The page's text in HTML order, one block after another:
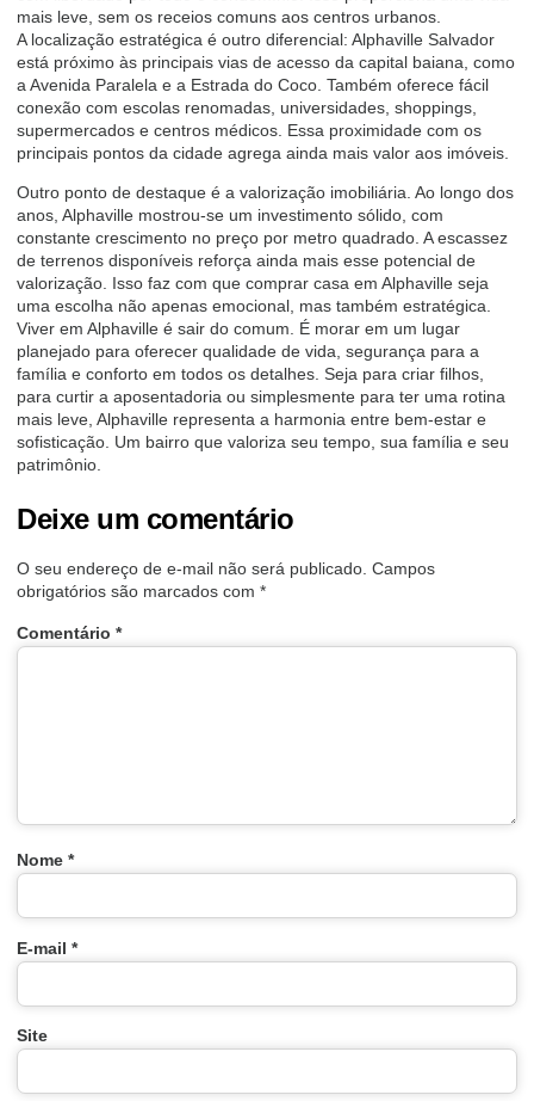
mais leve, sem os receios comuns aos centros urbanos.
A localização estratégica é outro diferencial: Alphaville Salvador
está próximo às principais vias de acesso da capital baiana, como
a Avenida Paralela e a Estrada do Coco. Também oferece fácil
conexão com escolas renomadas, universidades, shoppings,
supermercados e centros médicos. Essa proximidade com os
principais pontos da cidade agrega ainda mais valor aos imóveis.
Outro ponto de destaque é a valorização imobiliária. Ao longo dos
anos, Alphaville mostrou-se um investimento sólido, com
constante crescimento no preço por metro quadrado. A escassez
de terrenos disponíveis reforça ainda mais esse potencial de
valorização. Isso faz com que comprar casa em Alphaville seja
uma escolha não apenas emocional, mas também estratégica.
Viver em Alphaville é sair do comum. É morar em um lugar
planejado para oferecer qualidade de vida, segurança para a
família e conforto em todos os detalhes. Seja para criar filhos,
para curtir a aposentadoria ou simplesmente para ter uma rotina
mais leve, Alphaville representa a harmonia entre bem-estar e
sofisticação. Um bairro que valoriza seu tempo, sua família e seu
patrimônio.
Deixe um comentário
O seu endereço de e-mail não será publicado. Campos
obrigatórios são marcados com *
Comentário *
Nome *
E-mail *
Site